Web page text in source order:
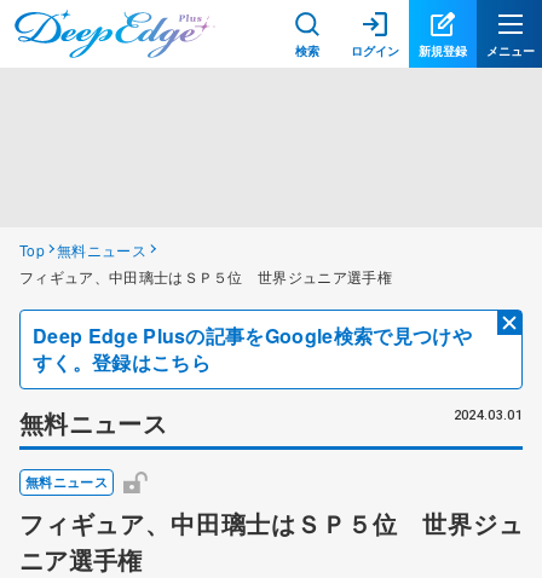
検索 ログイン 新規登録 メニュー
Top 無料ニュース
フィギュア、中田璃士はＳＰ５位 世界ジュニア選手権
Deep Edge Plusの記事をGoogle検索で見つけや
すく。登録はこちら
無料ニュース 2024.03.01
無料ニュース
フィギュア、中田璃士はＳＰ５位 世界ジュ
ニア選手権